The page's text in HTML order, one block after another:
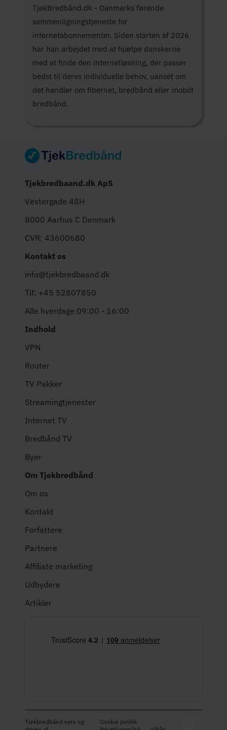
TjekBredbånd.dk - Danmarks førende
sammenligningstjeneste for
internetabonnementer. Siden starten af 2026
har han arbejdet med at hjælpe danskerne
med at finde den internetløsning, der passer
bedst til deres individuelle behov, uanset om
det handler om fibernet, bredbånd eller mobilt
bredbånd.
Tjekbredbaand.dk ApS
Vestergade 48H
8000 Aarhus C Denmark
CVR: 43600680
Kontakt os
info@tjekbredbaand.dk
Tlf: +45 52807850
Alle hverdage 09:00 - 16:00
Indhold
VPN
Router
TV Pakker
Streamingtjenester
Internet TV
Bredbånd TV
Byer
Om Tjekbredbånd
Om os
Kontakt
Forfattere
Partnere
Affiliate marketing
Udbydere
Artikler
Tjekbredbånd ejes og
Cookie politik